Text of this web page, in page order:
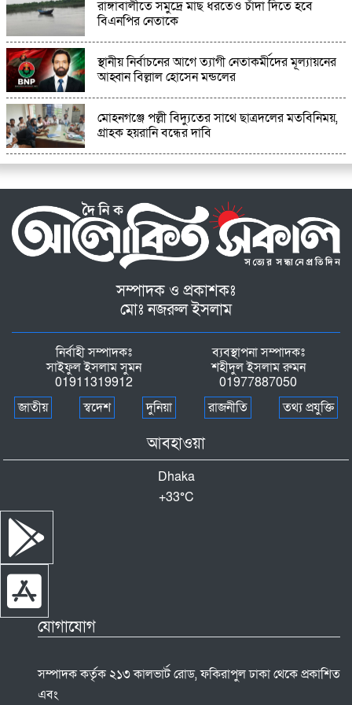
রাঙ্গাবালী‌তে সমু‌দ্রে মাছ ধরতেও চাঁদা দি‌তে হ‌বে
বিএনপির নেতাকে
স্থানীয় নির্বাচনের আগে ত্যাগী নেতাকর্মীদের মূল্যায়নের
আহ্বান বিল্লাল হোসেন মন্ডলের
মোহনগঞ্জে পল্লী বিদ্যুতের সাথে ছাত্রদলের মতবিনিময়,
গ্রাহক হয়রানি বন্ধের দাবি
সম্পাদক ও প্রকাশকঃ
মোঃ নজরুল ইসলাম
নির্বাহী সম্পাদকঃ
সাইফুল ইসলাম সুমন
01911319912
ব্যবস্থাপনা সম্পাদকঃ
শহীদুল ইসলাম রুমন
01977887050
জাতীয়
স্বদেশ দুনিয়া রাজনীতি তথ্য প্রযুক্তি
আবহাওয়া
Dhaka
+33°C
যোগাযোগ
সম্পাদক কর্তৃক ২১৩ কালভার্ট রোড, ফকিরাপুল ঢাকা থেকে প্রকাশিত
এবং